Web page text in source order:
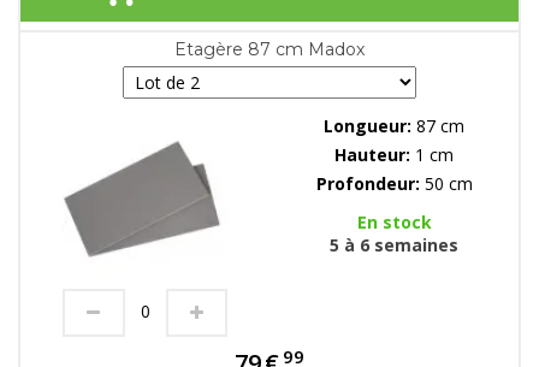
Etagère 87 cm Madox
Longueur: 87 cm
Hauteur: 1 cm
Profondeur: 50 cm
En stock
5 à 6 semaines
99